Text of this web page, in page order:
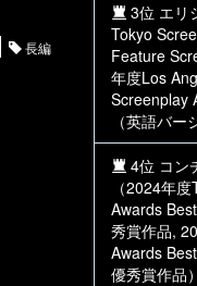
長編
3位 エリ
Tokyo
Feature
年度Los
Screenplay
（英語バー
4位 コン
（2024年
Awards
秀賞作品,
Awards
優秀賞作品）